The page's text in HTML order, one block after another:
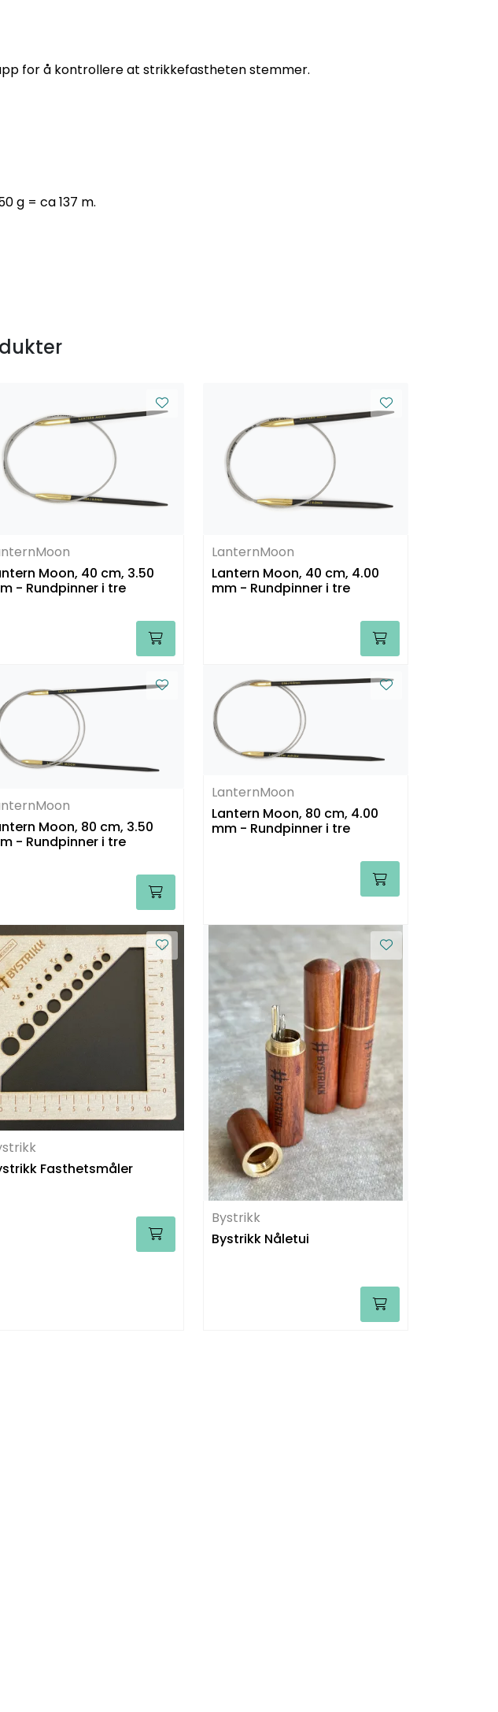
for å kontrollere at strikkefastheten stemmer.
g = ca 137 m.
Moon, 40 cm, 3.50
- Rundpinner i tre
LanternMoon
Lantern Moon, 40 cm, 4.00
mm - Rundpinner i tre
Moon, 80 cm, 3.50
- Rundpinner i tre
LanternMoon
Lantern Moon, 80 cm, 4.00
mm - Rundpinner i tre
Fasthetsmåler
Bystrikk
Bystrikk Nåletui